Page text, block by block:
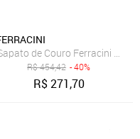
Spot Couro Cadarço
de Couro Ferracini
R$454,42 - 40%
R$271,70